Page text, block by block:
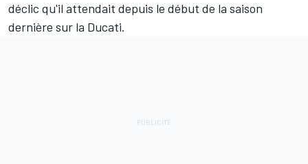
déclic qu'il attendait depuis le début de la saison
dernière sur la Ducati.